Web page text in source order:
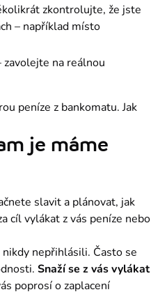
zkontrolujte, že jste
– například místo
zavolejte na reálnou
peníze z bankomatu. Jak
je máme
slavit a plánovat, jak
cíl vylákat z vás peníze nebo
nepřihlásili. Často se
Snaží se z vás vylákat
poprosí o zaplacení